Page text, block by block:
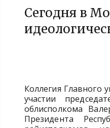
Сегодня в
Коллегия Главного
участии
облисполкома
Президента